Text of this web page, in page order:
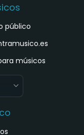
público
músicos